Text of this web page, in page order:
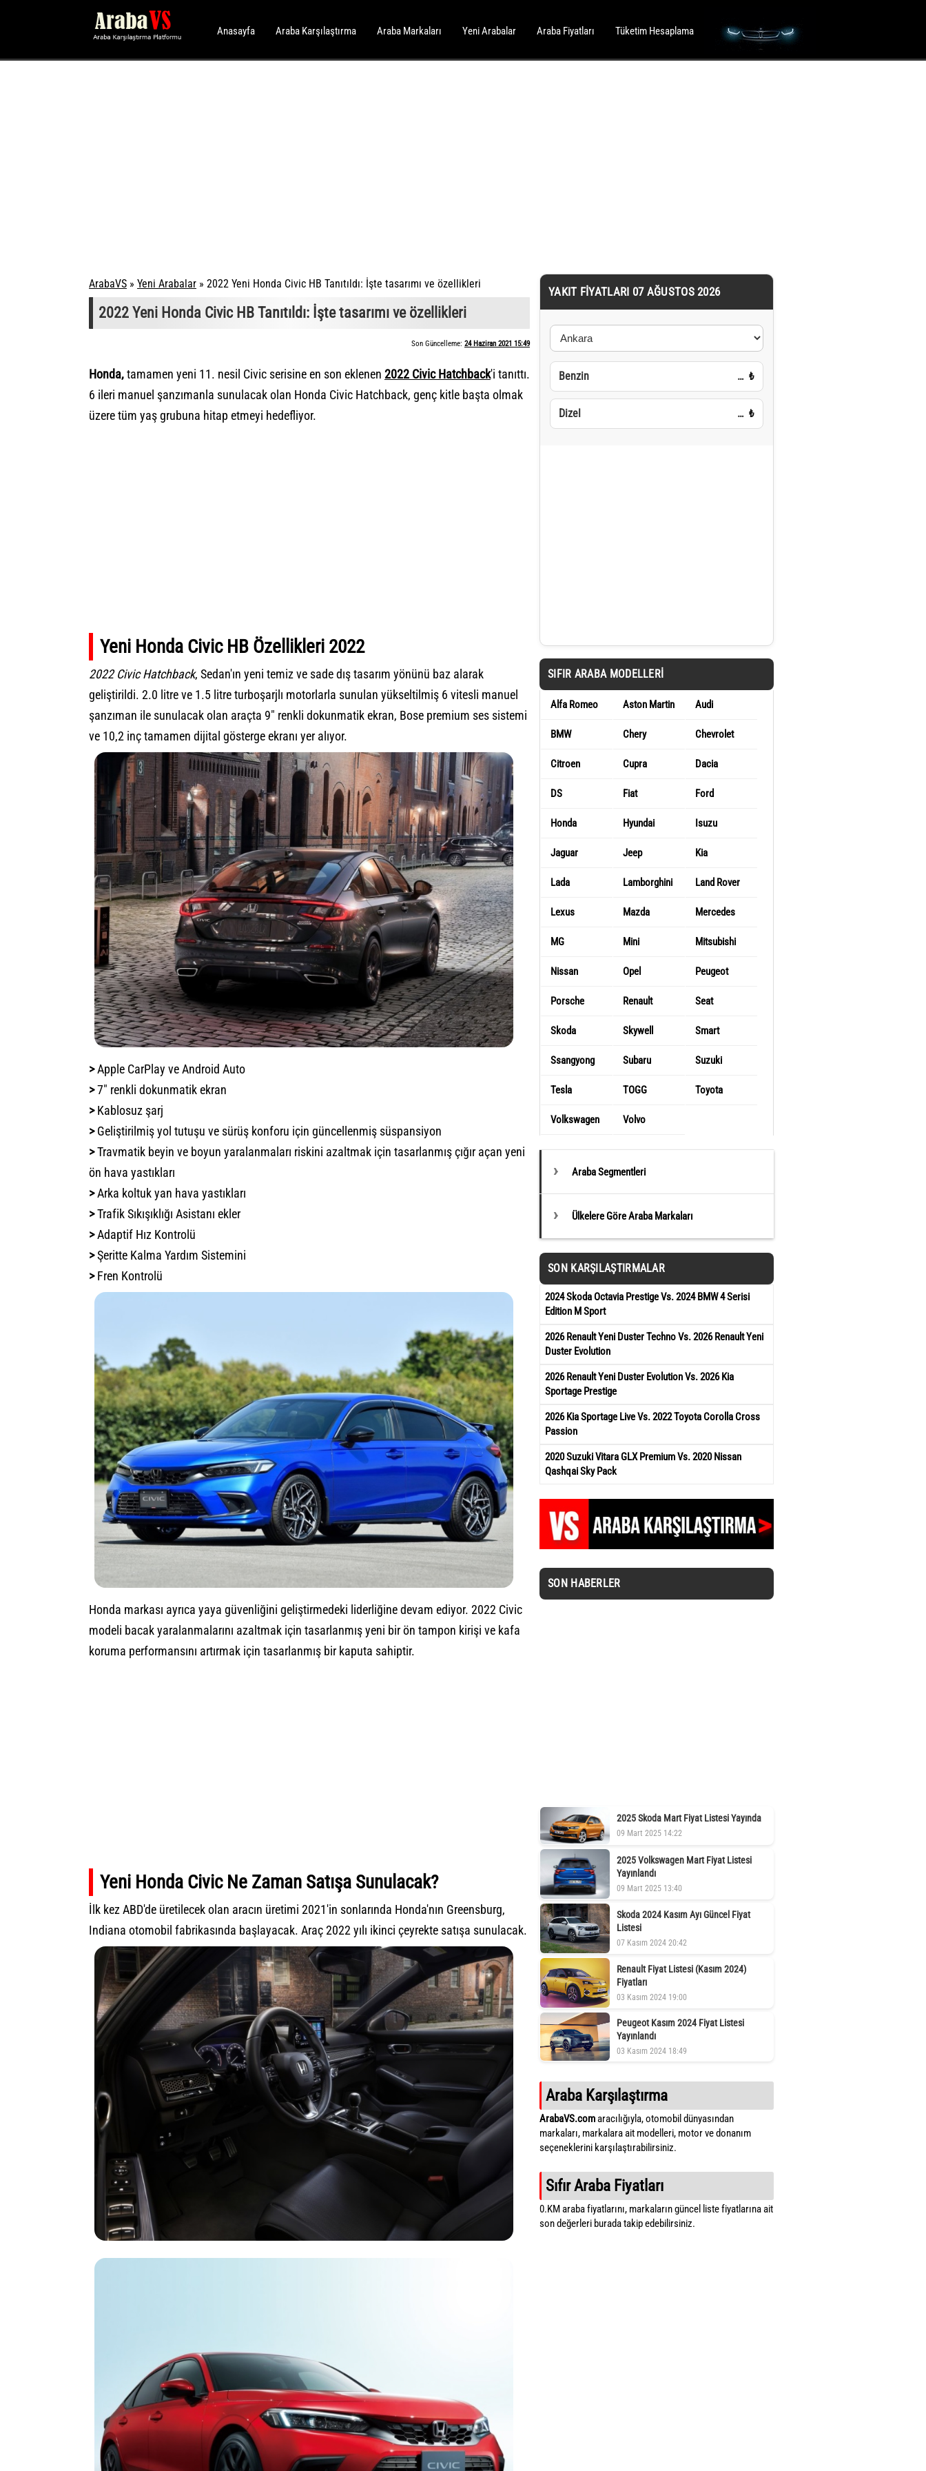
Anasayfa Araba Karşılaştırma Araba Markaları Yeni Arabalar Araba Fiyatları Tüketim Hesaplama
ArabaVS » Yeni Arabalar » 2022 Yeni Honda Civic HB Tanıtıldı: İşte tasarımı ve özellikleri
2022 Yeni Honda Civic HB Tanıtıldı: İşte tasarımı ve özellikleri
Son Güncelleme: 24 Haziran 2021 15:49
Honda,tamamen yeni 11. nesil Civic serisine en son eklenen 2022 Civic Hatchback'i tanıttı.
6 ileri manuel şanzımanla sunulacak olan Honda Civic Hatchback, genç kitle başta olmak
üzere tüm yaş grubuna hitap etmeyi hedefliyor.
Yeni Honda Civic HB Özellikleri 2022
2022 Civic Hatchback, Sedan'ın yeni temiz ve sade dış tasarım yönünü baz alarak
geliştirildi. 2.0 litre ve 1.5 litre turboşarjlı motorlarla sunulan yükseltilmiş 6 vitesli manuel
şanzıman ile sunulacak olan araçta 9" renkli dokunmatik ekran, Bose premium ses sistemi
ve 10,2 inç tamamen dijital gösterge ekranı yer alıyor.
>Apple CarPlay ve Android Auto
>7" renkli dokunmatik ekran
>Kablosuz şarj
>Geliştirilmiş yol tutuşu ve sürüş konforu için güncellenmiş süspansiyon
>Travmatik beyin ve boyun yaralanmaları riskini azaltmak için tasarlanmış çığır açan yeni
ön hava yastıkları
>Arka koltuk yan hava yastıkları
>Trafik Sıkışıklığı Asistanı ekler
>Adaptif Hız Kontrolü
>Şeritte Kalma Yardım Sistemini
>Fren Kontrolü
Honda markası ayrıca yaya güvenliğini geliştirmedeki liderliğine devam ediyor. 2022 Civic
modeli bacak yaralanmalarını azaltmak için tasarlanmış yeni bir ön tampon kirişi ve kafa
koruma performansını artırmak için tasarlanmış bir kaputa sahiptir.
Yeni Honda Civic Ne Zaman Satışa Sunulacak?
İlk kez ABD'de üretilecek olan aracın üretimi 2021'in sonlarında Honda'nın Greensburg,
Indiana otomobil fabrikasında başlayacak. Araç 2022 yılı ikinci çeyrekte satışa sunulacak.
YAKIT FIYATLARI 07 AĞUSTOS 2026
Benzin … ₺
Dizel … ₺
SIFIR ARABA MODELLERI
Alfa Romeo Aston Martin Audi
BMW Chery Chevrolet
Citroen Cupra Dacia
DS Fiat Ford
Honda Hyundai Isuzu
Jaguar Jeep Kia
Lada Lamborghini Land Rover
Lexus Mazda Mercedes
MG Mini Mitsubishi
Nissan Opel Peugeot
Porsche Renault Seat
Skoda Skywell Smart
Ssangyong Subaru Suzuki
Tesla TOGG Toyota
Volkswagen Volvo
Araba Segmentleri
Ülkelere Göre Araba Markaları
SON KARŞILAŞTIRMALAR
2024 Skoda Octavia Prestige Vs. 2024 BMW 4 Serisi
Edition M Sport
2026 Renault Yeni Duster Techno Vs. 2026 Renault Yeni
Duster Evolution
2026 Renault Yeni Duster Evolution Vs. 2026 Kia
Sportage Prestige
2026 Kia Sportage Live Vs. 2022 Toyota Corolla Cross
Passion
2020 Suzuki Vitara GLX Premium Vs. 2020 Nissan
Qashqai Sky Pack
SON HABERLER
2025 Skoda Mart Fiyat Listesi Yayında
09 Mart 2025 14:22
2025 Volkswagen Mart Fiyat Listesi
Yayınlandı
09 Mart 2025 13:40
Skoda 2024 Kasım Ayı Güncel Fiyat
Listesi
07 Kasım 2024 20:42
Renault Fiyat Listesi (Kasım 2024)
Fiyatları
03 Kasım 2024 19:00
Peugeot Kasım 2024 Fiyat Listesi
Yayınlandı
03 Kasım 2024 18:49
Araba Karşılaştırma
ArabaVS.comaracılığıyla, otomobil dünyasından
markaları, markalara ait modelleri, motor ve donanım
seçeneklerini karşılaştırabilirsiniz.
Sıfır Araba Fiyatları
0.KM araba fiyatlarını, markaların güncel liste fiyatlarına ait
son değerleri burada takip edebilirsiniz.